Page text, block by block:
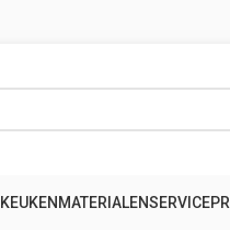
KEUKENMATERIALENSERVICE